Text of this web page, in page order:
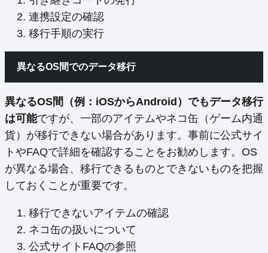
連携設定の確認
移行手順の実行
異なるOS間でのデータ移行
異なるOS間（例：iOSからAndroid）でもデータ移行
は可能ですが、一部のアイテムやネコ缶（ゲーム内通
貨）が移行できない場合があります。事前に公式サイ
トやFAQで詳細を確認することをお勧めします。OS
が異なる場合、移行できるものとできないものを把握
しておくことが重要です。
移行できないアイテムの確認
ネコ缶の扱いについて
公式サイトFAQの参照